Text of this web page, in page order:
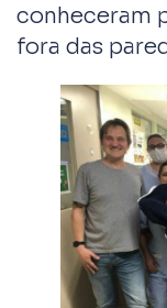
conheceram
fora das